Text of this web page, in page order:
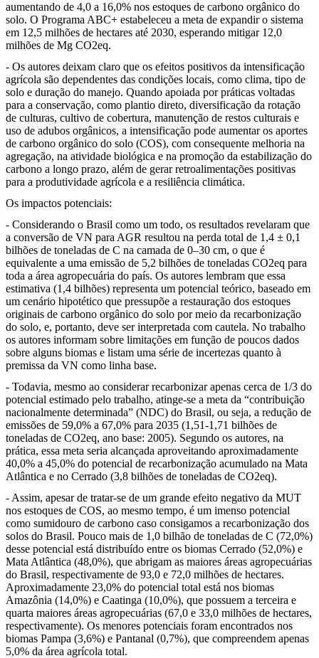
aumentando de 4,0 a 16,0% nos estoques de carbono orgânico do
solo. O Programa ABC+ estabeleceu a meta de expandir o sistema
em 12,5 milhões de hectares até 2030, esperando mitigar 12,0
milhões de Mg CO2eq.
- Os autores deixam claro que os efeitos positivos da intensificação
agrícola são dependentes das condições locais, como clima, tipo de
solo e duração do manejo. Quando apoiada por práticas voltadas
para a conservação, como plantio direto, diversificação da rotação
de culturas, cultivo de cobertura, manutenção de restos culturais e
uso de adubos orgânicos, a intensificação pode aumentar os aportes
de carbono orgânico do solo (COS), com consequente melhoria na
agregação, na atividade biológica e na promoção da estabilização do
carbono a longo prazo, além de gerar retroalimentações positivas
para a produtividade agrícola e a resiliência climática.
Os impactos potenciais:
- Considerando o Brasil como um todo, os resultados revelaram que
a conversão de VN para AGR resultou na perda total de 1,4 ± 0,1
bilhões de toneladas de C na camada de 0–30 cm, o que é
equivalente a uma emissão de 5,2 bilhões de toneladas CO2eq para
toda a área agropecuária do país. Os autores lembram que essa
estimativa (1,4 bilhões) representa um potencial teórico, baseado em
um cenário hipotético que pressupõe a restauração dos estoques
originais de carbono orgânico do solo por meio da recarbonização
do solo, e, portanto, deve ser interpretada com cautela. No trabalho
os autores informam sobre limitações em função de poucos dados
sobre alguns biomas e listam uma série de incertezas quanto à
premissa da VN como linha base.
- Todavia, mesmo ao considerar recarbonizar apenas cerca de 1/3 do
potencial estimado pelo trabalho, atinge-se a meta da “contribuição
nacionalmente determinada” (NDC) do Brasil, ou seja, a redução de
emissões de 59,0% a 67,0% para 2035 (1,51-1,71 bilhões de
toneladas de CO2eq, ano base: 2005). Segundo os autores, na
prática, essa meta seria alcançada aproveitando aproximadamente
40,0% a 45,0% do potencial de recarbonização acumulado na Mata
Atlântica e no Cerrado (3,8 bilhões de toneladas de CO2eq).
- Assim, apesar de tratar-se de um grande efeito negativo da MUT
nos estoques de COS, ao mesmo tempo, é um imenso potencial
como sumidouro de carbono caso consigamos a recarbonização dos
solos do Brasil. Pouco mais de 1,0 bilhão de toneladas de C (72,0%)
desse potencial está distribuído entre os biomas Cerrado (52,0%) e
Mata Atlântica (48,0%), que abrigam as maiores áreas agropecuárias
do Brasil, respectivamente de 93,0 e 72,0 milhões de hectares.
Aproximadamente 23,0% do potencial total está nos biomas
Amazônia (14,0%) e Caatinga (10,0%), que possuem a terceira e
quarta maiores áreas agropecuárias (67,0 e 33,0 milhões de hectares,
respectivamente). Os menores potenciais foram encontrados nos
biomas Pampa (3,6%) e Pantanal (0,7%), que compreendem apenas
5,0% da área agrícola total.